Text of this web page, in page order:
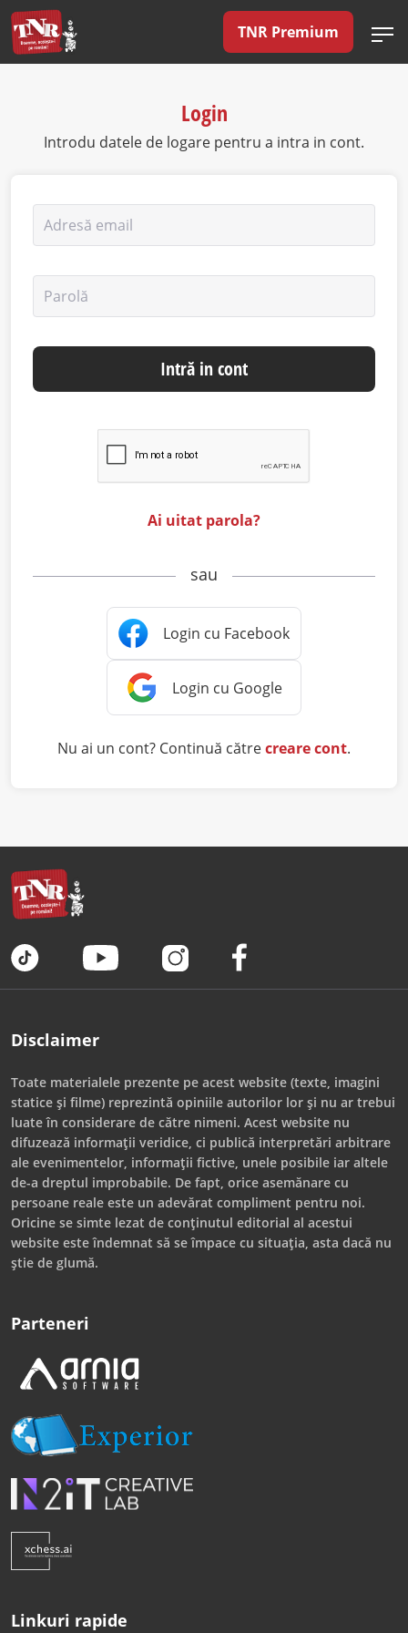
TNR Premium
Login
Introdu datele de logare pentru a intra in cont.
Adresă email
Parolă
Intră in cont
Ai uitat parola?
sau
Nu ai un cont? Continuă cătrecreare cont.
Disclaimer
Toate materialele prezente pe acest website (texte, imagini
statice și filme) reprezintă opiniile autorilor lor și nu ar trebui
luate în considerare de către nimeni. Acest website nu
difuzează informații veridice, ci publică interpretări arbitrare
ale evenimentelor, informații fictive, unele posibile iar altele
de-a dreptul improbabile. De fapt, orice asemănare cu
persoane reale este un adevărat compliment pentru noi.
Oricine se simte lezat de conținutul editorial al acestui
website este îndemnat să se împace cu situația, asta dacă nu
știe de glumă.
Parteneri
Linkuri rapide